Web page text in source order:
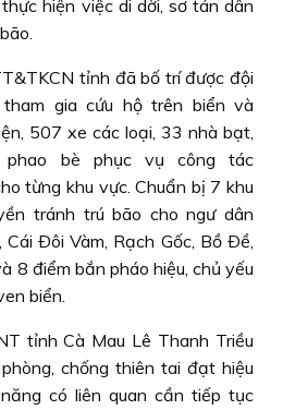
hiện việc di dời, sơ tán dân
tỉnh đã bố trí được đội
gia cứu hộ trên biển và
507 xe các loại, 33 nhà bạt,
bè phục vụ công tác
từng khu vực. Chuẩn bị 7 khu
tránh trú bão cho ngư dân
Cái Ðôi Vàm, Rạch Gốc, Bồ Ðề,
8 điểm bắn pháo hiệu, chủ yếu
biển.
tỉnh Cà Mau Lê Thanh Triều
chống thiên tai đạt hiệu
có liên quan cần tiếp tục